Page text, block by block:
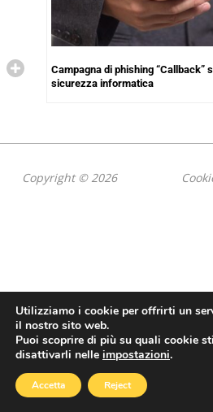
Campagna di phishing “Callback”
sicurezza informatica
Copyright © 2026
Utilizziamo i cookie per offrirti un
il nostro sito web.
Puoi scoprire di più su quali cookie
disattivarli nelle impostazioni.
Accetta Reject